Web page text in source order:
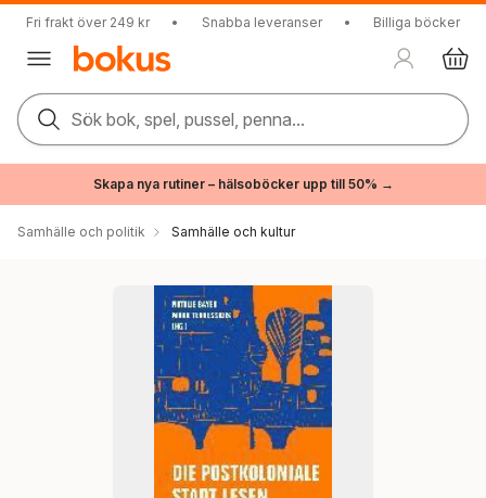
Fri frakt över 249 kr • Snabba leveranser • Billiga böcker
Sök bok, spel, pussel, penna...
Skapa nya rutiner – hälsoböcker upp till 50% →
Samhälle och politik Samhälle och kultur